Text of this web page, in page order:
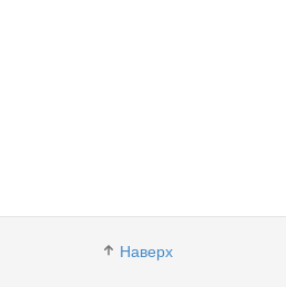
Наверх